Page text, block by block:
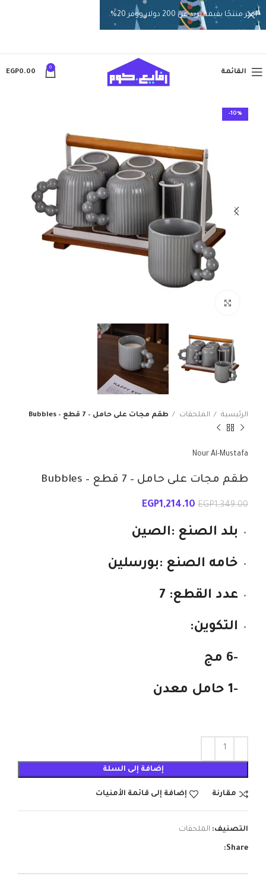
القائمة
0
EGP0.00
-10%
الرئيسية الملحقات طقم مجات على حامل – 7 قطع – Bubbles
Nour Al-Mustafa
طقم مجات على حامل – 7 قطع – Bubbles
EGP1,349.00
EGP1,214.10
بلد الصنع :الصين
خامه الصنع :بورسلين
عدد القطع: 7
التكوين:
-6 مج
-1 حامل معدن
إضافة إلى السلة
مقارنة إضافة إلى قائمة الأمنيات
التصنيف: الملحقات
Share:
اختر منتجًا بقيمة تزيد عن 200 دولار ووفر 20%.